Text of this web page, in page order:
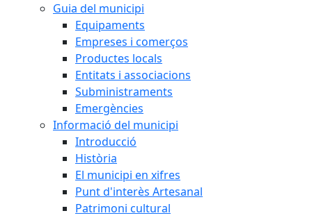
Guia del municipi
Equipaments
Empreses i comerços
Productes locals
Entitats i associacions
Subministraments
Emergències
Informació del municipi
Introducció
Història
El municipi en xifres
Punt d'interès Artesanal
Patrimoni cultural